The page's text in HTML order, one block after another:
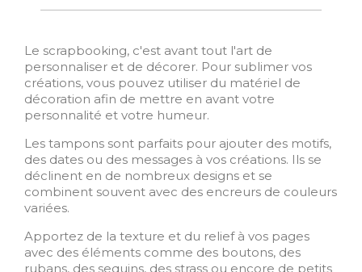
Le scrapbooking, c'est avant tout l'art de
personnaliser et de décorer. Pour sublimer vos
créations, vous pouvez utiliser du matériel de
décoration afin de mettre en avant votre
personnalité et votre humeur.
Les tampons sont parfaits pour ajouter des motifs,
des dates ou des messages à vos créations. Ils se
déclinent en de nombreux designs et se
combinent souvent avec des encreurs de couleurs
variées.
Apportez de la texture et du relief à vos pages
avec des éléments comme des boutons, des
rubans, des sequins, des strass ou encore de petits